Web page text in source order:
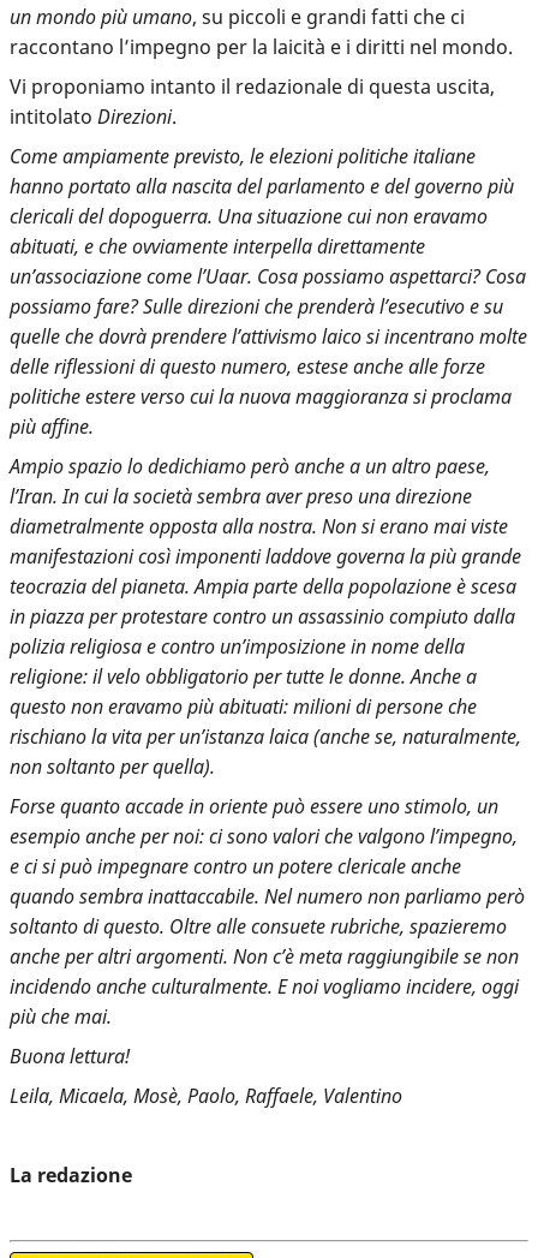
un mondo più umano, su piccoli e grandi fatti che ci
raccontano l’impegno per la laicità e i diritti nel mondo.
Vi proponiamo intanto il redazionale di questa uscita,
intitolato Direzioni.
Come ampiamente previsto, le elezioni politiche italiane
hanno portato alla nascita del parlamento e del governo più
clericali del dopoguerra. Una situazione cui non eravamo
abituati, e che ovviamente interpella direttamente
un’associazione come l’Uaar. Cosa possiamo aspettarci? Cosa
possiamo fare? Sulle direzioni che prenderà l’esecutivo e su
quelle che dovrà prendere l’attivismo laico si incentrano molte
delle riflessioni di questo numero, estese anche alle forze
politiche estere verso cui la nuova maggioranza si proclama
più affine.
Ampio spazio lo dedichiamo però anche a un altro paese,
l’Iran. In cui la società sembra aver preso una direzione
diametralmente opposta alla nostra. Non si erano mai viste
manifestazioni così imponenti laddove governa la più grande
teocrazia del pianeta. Ampia parte della popolazione è scesa
in piazza per protestare contro un assassinio compiuto dalla
polizia religiosa e contro un’imposizione in nome della
religione: il velo obbligatorio per tutte le donne. Anche a
questo non eravamo più abituati: milioni di persone che
rischiano la vita per un’istanza laica (anche se, naturalmente,
non soltanto per quella).
Forse quanto accade in oriente può essere uno stimolo, un
esempio anche per noi: ci sono valori che valgono l’impegno,
e ci si può impegnare contro un potere clericale anche
quando sembra inattaccabile. Nel numero non parliamo però
soltanto di questo. Oltre alle consuete rubriche, spazieremo
anche per altri argomenti. Non c’è meta raggiungibile se non
incidendo anche culturalmente. E noi vogliamo incidere, oggi
più che mai.
Buona lettura!
Leila, Micaela, Mosè, Paolo, Raffaele, Valentino
La redazione